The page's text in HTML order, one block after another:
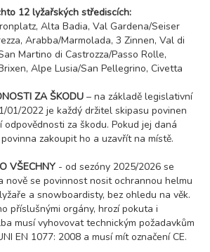
rezervovat
8 dní (7 nocí)
rezervovat
5 dní (4 noci)
rezervovat
6 dní (5 nocí)
rezervovat
8 dní (7 nocí)
12 lyžařských střediscích:
Alta Badia, Val Gardena/Seiser
Arabba/Marmolada, 3 Zinnen, Val di
Martino di Castrozza/Passo Rolle,
Alpe Lusia/San Pellegrino, Civetta
ZA ŠKODU – na základě legislativní
01/2022 je každý držitel skipasu povinen
za škodu. Pokud jej daná
zakoupit ho a uzavřít na místě.
VŠECHNY - od sezóny 2025/2026 se
nově se povinnost nosit ochrannou helmu
a snowboardisty, bez ohledu na věk.
příslušnými orgány, hrozí pokuta i
musí vyhovovat technickým požadavkům
EN 1077: 2008 a musí mít označení CE.